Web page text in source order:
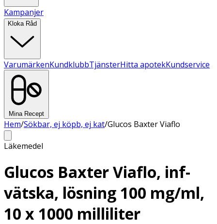
Kampanjer
Kloka Råd
VarumärkenKundklubbTjänsterHitta apotekKundservice
Mina Recept
Hem/Sökbar, ej köpb, ej kat/Glucos Baxter Viaflo
Läkemedel
Glucos Baxter Viaflo, inf-
vätska, lösning 100 mg/ml,
10 x 1000 milliliter